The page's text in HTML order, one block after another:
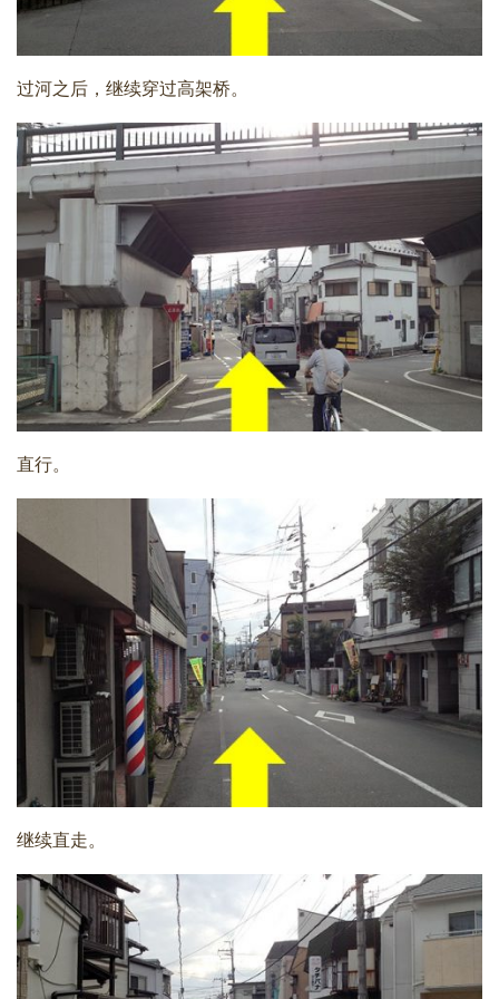
过河之后，继续穿过高架桥。
直行。
继续直走。